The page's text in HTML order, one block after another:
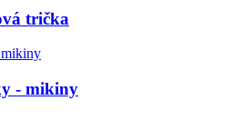
trička
- mikiny